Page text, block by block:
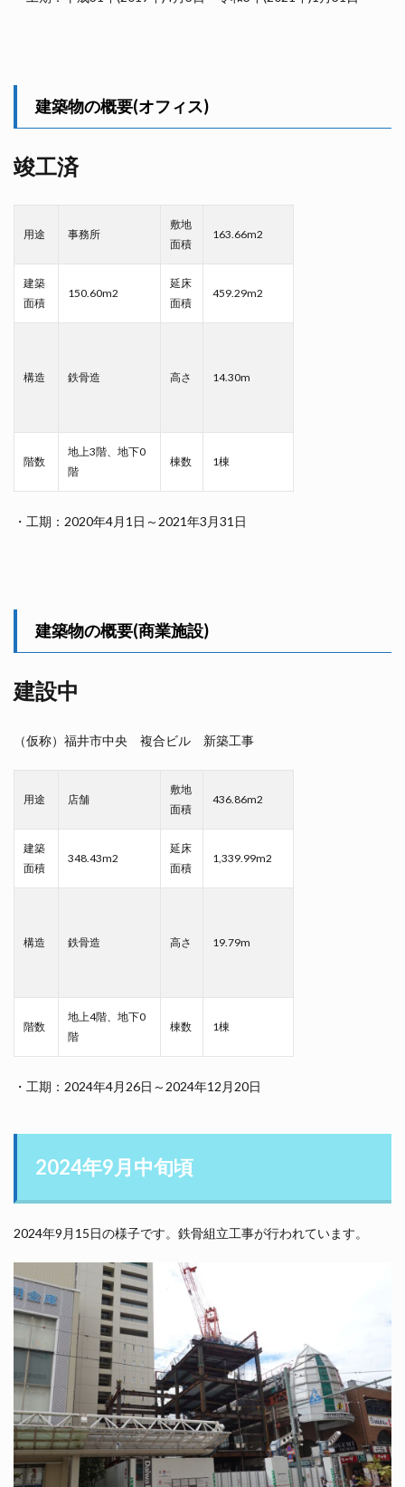
建築物の概要(オフィス)
竣工済
用途 事務所
敷地
面積
163.66m2
建築
面積
150.60m2
延床
面積
459.29m2
構造 鉄骨造 高さ 14.30m
階数
地上3階、地下0
階
棟数 1棟
・工期：2020年4月1日～2021年3月31日
建築物の概要(商業施設)
建設中
（仮称）福井市中央 複合ビル 新築工事
用途 店舗
敷地
面積
436.86m2
建築
面積
348.43m2
延床
面積
1,339.99m2
構造 鉄骨造 高さ 19.79m
階数
地上4階、地下0
階
棟数 1棟
・工期：2024年4月26日～2024年12月20日
2024年9月中旬頃
2024年9月15日の様子です。鉄骨組立工事が行われています。